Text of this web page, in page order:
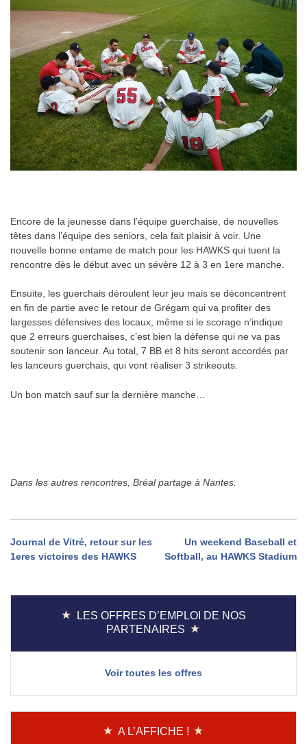
Encore de la jeunesse dans l’équipe guerchaise, de nouvelles
têtes dans l’équipe des seniors, cela fait plaisir à voir. Une
nouvelle bonne entame de match pour les HAWKS qui tuent la
rencontre dès le début avec un sévère 12 à 3 en 1ere manche.
Ensuite, les guerchais déroulent leur jeu mais se déconcentrent
en fin de partie avec le retour de Grégam qui va profiter des
largesses défensives des locaux, même si le scorage n’indique
que 2 erreurs guerchaises, c’est bien la défense qui ne va pas
soutenir son lanceur. Au total, 7 BB et 8 hits seront accordés par
les lanceurs guerchais, qui vont réaliser 3 strikeouts.
Un bon match sauf sur la dernière manche…
Dans les autres rencontres, Bréal partage à Nantes.
Navigation
l’article
Journal de Vitré, retour sur les
1eres victoires des HAWKS
Un weekend Baseball et
Softball, au HAWKS Stadium
LES OFFRES D’EMPLOI DE NOS
PARTENAIRES
Voir toutes les offres
A L’AFFICHE !